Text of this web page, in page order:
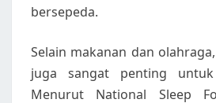
bersepeda.
Selain makanan dan
juga sangat penting
Menurut National Sleep